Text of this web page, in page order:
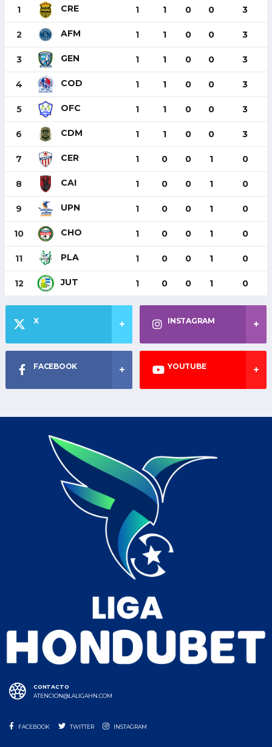
1 CRE 1 1 0 0 3
2 AFM 1 1 0 0 3
3 GEN 1 1 0 0 3
4 COD 1 1 0 0 3
5 OFC 1 1 0 0 3
6 CDM 1 1 0 0 3
7 CER 1 0 0 1 0
8 CAI 1 0 0 1 0
9 UPN 1 0 0 1 0
10 CHO 1 0 0 1 0
11 PLA 1 0 0 1 0
12 JUT 1 0 0 1 0
X INSTAGRAM
FACEBOOK YOUTUBE
CONTACTO
ATENCION@LALIGAHN.COM
FACEBOOK TWITTER INSTAGRAM